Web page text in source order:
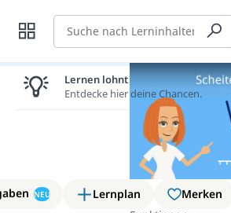
Suche
NEU Lernplan Merken
Lernen lohnt sich!
Entdecke hier deine Chancen.